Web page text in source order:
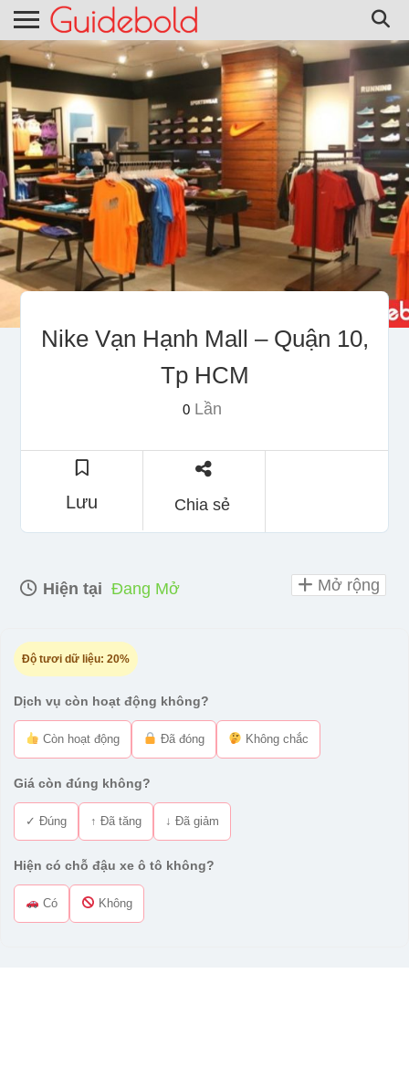
Nike Vạn Hạnh Mall – Quận 10,
Tp HCM
0Lần
Lưu Chia sẻ
Hiện tại Đang Mở
Độ tươi dữ liệu: 20%
Dịch vụ còn hoạt động không?
Còn hoạt động Đã đóng Không chắc
Giá còn đúng không?
✓ Đúng ↑ Đã tăng ↓ Đã giảm
Hiện có chỗ đậu xe ô tô không?
Có Không
Mở rộng